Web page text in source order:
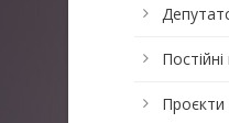
Постійні
Проєкти